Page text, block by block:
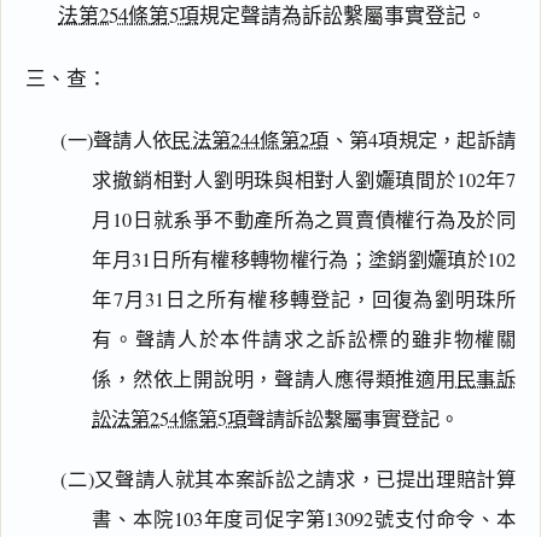
法第254條第5項規定聲請為訴訟繫屬事實登記。
三、查：
(一)聲請人依民法第244條第2項 、第4項規定，起訴請
求撤銷相對人劉明珠與相對人劉孋瑱間於102年7
月10日就系爭不動產所為之買賣債權行為及於同
年月31日所有權移轉物權行為；塗銷劉孋瑱於102
年7月31日之所有權移轉登記，回復為劉明珠所
有。聲請人於本件請求之訴訟標的雖非物權關
係，然依上開說明，聲請人應得類推適用民事訴
訟法第254條第5項聲請訴訟繫屬事實登記。
(二)又聲請人就其本案訴訟之請求，已提出理賠計算
書、本院103年度司促字第13092號支付命令、本